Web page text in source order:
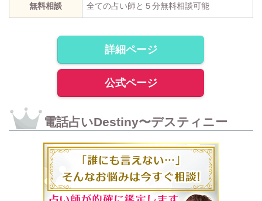
無料相談 全ての占い師と５分無料相談可能
詳細ページ
公式ページ
電話占いDestiny〜デスティニー